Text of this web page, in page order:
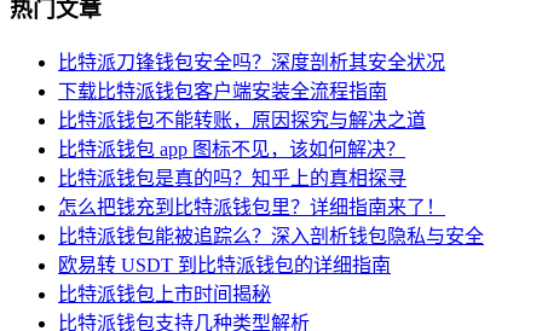
热门文章
比特派刀锋钱包安全吗？深度剖析其安全状况
下载比特派钱包客户端安装全流程指南
比特派钱包不能转账，原因探究与解决之道
比特派钱包 app 图标不见，该如何解决？
比特派钱包是真的吗？知乎上的真相探寻
怎么把钱充到比特派钱包里？详细指南来了！
比特派钱包能被追踪么？深入剖析钱包隐私与安全
欧易转 USDT 到比特派钱包的详细指南
比特派钱包上市时间揭秘
比特派钱包支持几种类型解析